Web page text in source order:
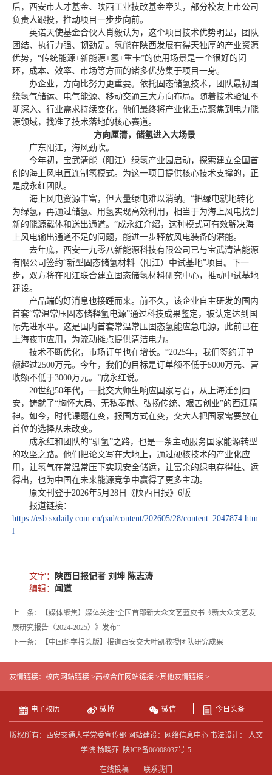
后，西安市人才基金、陕西工业技改基金牵头，部分校友上市公司
负责人跟投，推动项目一步步向前。
英诺天使基金合伙人肖毅认为，这个项目技术优势明显，团队
团结、执行力强、韧劲足。氢能在陕西发展有得天独厚的产业资源
优势，“传统能源+新能源+氢+重卡”的使用场景是一个很好的闭
环，成本、效率、市场等方面的诸多优势集于项目一身。
办企业，方向比努力更重要。依托固态储氢技术，团队最初围
绕氢气储运、电气能源、移动交通三大方向布局。随着技术验证不
断深入、行业需求持续变化，他们最终将产业化重点聚焦到电力能
源领域，找准了技术落地的核心赛道。
方向厘清，储氢进入大场景
广东阳江，海风劲吹。
今年初，宝武清能（阳江）绿氢产业园启动，探索建立全国首
创的海上风电直连制氢模式。为这一项目提供核心技术支撑的，正
是成永红团队。
海上风电资源丰富，但大量绿电难以消纳。“把绿电就地转化
为绿氢，再通过储氢、用氢实现高效利用，相当于为海上风电找到
新的能源载体和送出通道。”成永红介绍，这种模式可有效解决海
上风电输出通道不足的问题，能进一步释放风电装备的潜能。
去年底，西安一九零八新能源科技有限公司已与宝武清洁能源
有限公司签约“新型固态储氢材料（阳江）中试基地”项目。下一
步，双方将在阳江联合建立固态储氢材料研究中心，推动中试基地
建设。
产品端的好消息也接踵而来。前不久，该企业自主研发的国内
首套“常温常压固态储释氢电源”通过科技成果鉴定，被认定达到国
际先进水平。这是国内首套常温常压固态氢能应急电源，此前已在
上海夜市应用，为流动摊点提供清洁电力。
技术不断优化，市场订单也在增长。“2025年，我们签约订单
额超过2500万元。今年，我们的目标是订单额不低于5000万元、营
收额不低于3000万元。”成永红说。
20世纪50年代，一批交大师生响应国家号召，从上海迁到西
安，铸就了“胸怀大局、无私奉献、弘扬传统、艰苦创业”的西迁精
神。如今，时代课题在变，报国方式在变，交大人把国家需要放在
首位的选择从未改变。
成永红和团队的“驯氢”之路，也是一条主动服务国家能源转型
的攻坚之路。他们把论文写在大地上，通过硬核技术的产业化应
用，让氢气在常温常压下实现安全储运，让富余的绿电存得住、运
得出，也为中国在未来能源竞争中赢得了更多主动。
原文刊登于2026年5月28日《陕西日报》6版
报道链接：
https://esb.sxdaily.com.cn/pad/content/202605/28/content_2047874.htm
l
文字：
陕西日报记者 刘坤 陈志涛
编辑： 闻道
上一条：【媒体聚焦】媒体关注“全国首部新大众文艺蓝皮书《新大众文艺发
展研究报告（2024-2025）》发布”
下一条：【中国科学报头版】报道西安交大叶凯教授团队研究成果
友情链接： 校内网站链接 >高校合作网站链接 >其他友情链接 >
电子校历 微博 微信 今日头条
版权所有：西安交通大学党委宣传部 网站建设：网络信息中心 书法设计： 人文
学院 杨晓萍 陕ICP备06008037号-5
在线投稿 联系我们